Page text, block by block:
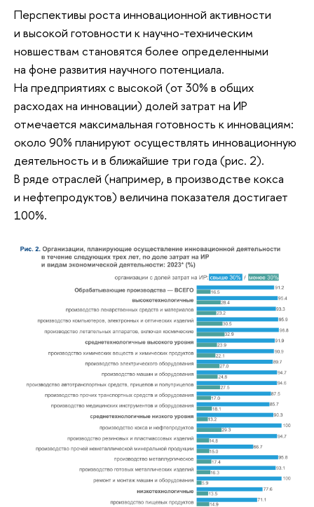
Перспективы роста инновационной активности
и высокой готовности к научно-техническим
новшествам становятся более определенными
на фоне развития научного потенциала.
На предприятиях с высокой (от 30% в общих
расходах на инновации) долей затрат на ИР
отмечается максимальная готовность к инновациям:
около 90% планируют осуществлять инновационную
деятельность и в ближайшие три года (рис. 2).
В ряде отраслей (например, в производстве кокса
и нефтепродуктов) величина показателя достигает
100%.